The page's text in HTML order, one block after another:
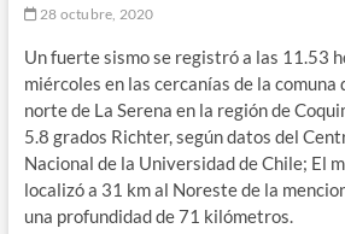
28 octubre, 2020
Un fuerte sismo se registró a las 11.53
miércoles en las cercanías de la comuna
norte de La Serena en la región de
5.8 grados Richter, según datos del
Nacional de la Universidad de Chile; El
localizó a 31 km al Noreste de la
una profundidad de 71 kilómetros.